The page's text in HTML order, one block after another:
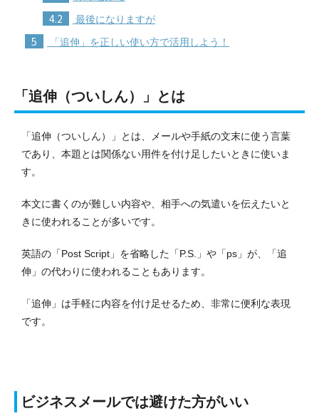
4.2 最後になりますが
5 「追伸」を正しい使い方で活用しよう！
「追伸（ついしん）」とは
「追伸（ついしん）」とは、メールや手紙の文末に使う言葉
であり、本題とは関係ない用件を付け足したいときに使いま
す。
本文に書くのが難しい内容や、相手への気遣いを伝えたいと
きに使われることが多いです。
英語の「Post Script」を省略した「P.S.」や「ps」が、「追
伸」の代わりに使われることもあります。
「追伸」は手軽に内容を付け足せるため、非常に便利な表現
です。
ビジネスメールでは避けた方がいい